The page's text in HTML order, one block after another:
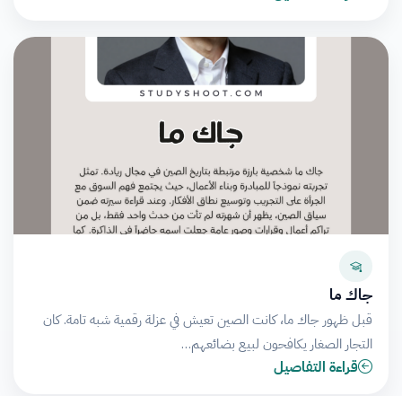
جاك ما
قبل ظهور جاك ما، كانت الصين تعيش في عزلة رقمية شبه تامة. كان
التجار الصغار يكافحون لبيع بضائعهم…
قراءة التفاصيل